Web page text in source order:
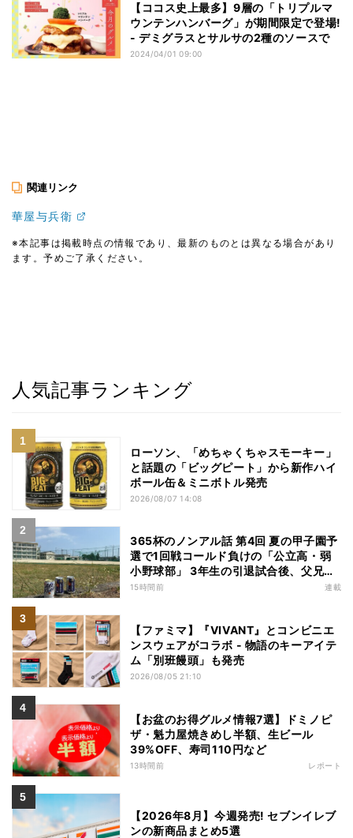
【ココス史上最多】9層の「トリプルマ
ウンテンハンバーグ」が期間限定で登場!
- デミグラスとサルサの2種のソースで
2024/04/01 09:00
関連リンク
華屋与兵衛
※本記事は掲載時点の情報であり、最新のものとは異なる場合があり
ます。予めご了承ください。
人気記事ランキング
ローソン、「めちゃくちゃスモーキー」
と話題の「ビッグピート」から新作ハイ
ボール缶＆ミニボトル発売
2026/08/07 14:08
365杯のノンアル話 第4回 夏の甲子園予
選で1回戦コールド負けの「公立高・弱
小野球部」 3年生の引退試合後、父兄
が“現場”で取り出したのは……
15時間前 連載
【ファミマ】『VIVANT』とコンビニエ
ンスウェアがコラボ - 物語のキーアイテ
ム「別班饅頭」も発売
2026/08/05 21:10
【お盆のお得グルメ情報7選】ドミノピ
ザ・魁力屋焼きめし半額、生ビール
39%OFF、寿司110円など
13時間前 レポート
【2026年8月】今週発売! セブンイレブ
ンの新商品まとめ5選